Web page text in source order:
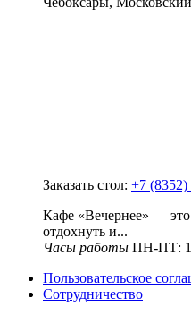
Заказать стол: +7 (8352)
Кафе «Вечернее» —
отдохнуть и...
Часы работы ПН-ПТ:
Пользовательское
Сотрудничество